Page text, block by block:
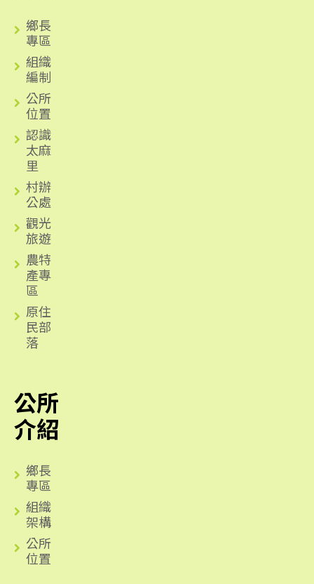
鄉長
專區
組織
編制
公所
位置
認識
太麻
里
村辦
公處
觀光
旅遊
農特
產專
區
原住
民部
落
公所
介紹
鄉長
專區
組織
架構
公所
位置